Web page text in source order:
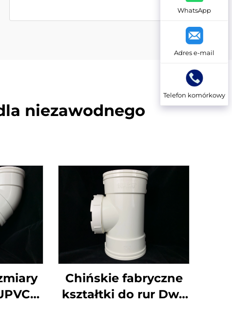
niezawodnego
Chińskie fabryczne
kształtki do rur Dwv
WhatsApp
Adres e-mail
Telefon komórkowy